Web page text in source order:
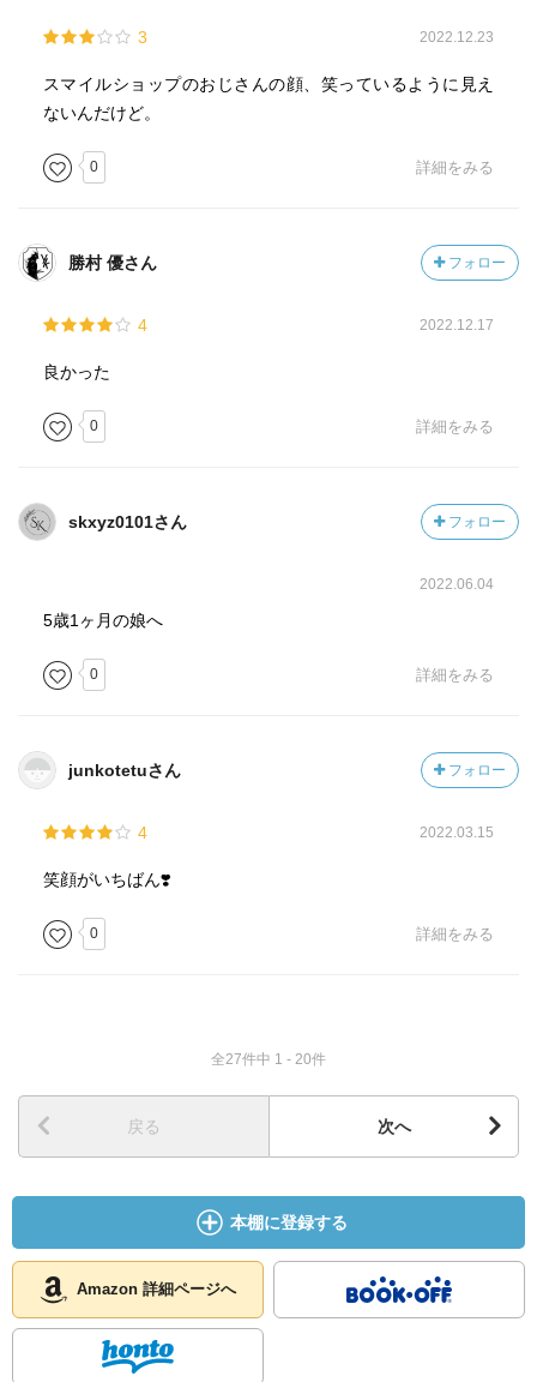
3 2022.12.23
スマイルショップのおじさんの顔、笑っているように見え
ないんだけど。
0 詳細をみる
勝村 優さん フォロー
4 2022.12.17
良かった
0 詳細をみる
skxyz0101さん フォロー
2022.06.04
5歳1ヶ月の娘へ
0 詳細をみる
junkotetuさん フォロー
4 2022.03.15
笑顔がいちばん❣️
0 詳細をみる
全27件中 1 - 20件
戻る 次へ
本棚に登録する
Amazon 詳細ページへ